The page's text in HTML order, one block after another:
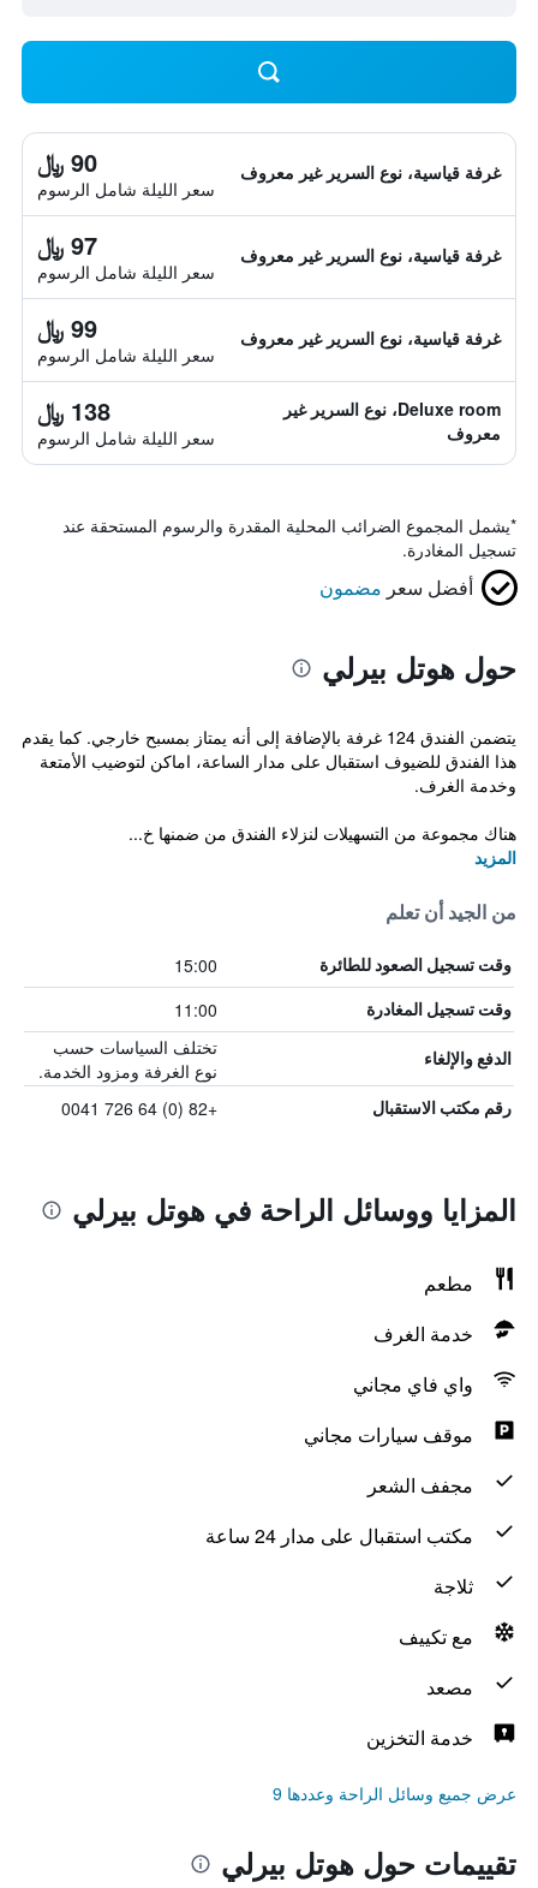
غرفة قياسية، نوع السرير غير معروف 90 ﷼
سعر الليلة شامل الرسوم
غرفة قياسية، نوع السرير غير معروف 97 ﷼
سعر الليلة شامل الرسوم
غرفة قياسية، نوع السرير غير معروف 99 ﷼
سعر الليلة شامل الرسوم
Deluxe room، نوع السرير غير
معروف
138 ﷼
سعر الليلة شامل الرسوم
*يشمل المجموع الضرائب المحلية المقدرة والرسوم المستحقة عند
تسجيل المغادرة.
أفضل سعر مضمون
حول هوتل بيرلي
يتضمن الفندق 124 غرفة بالإضافة إلى أنه يمتاز بمسبح خارجي. كما يقدم
هذا الفندق للضيوف استقبال على مدار الساعة، اماكن لتوضيب الأمتعة
وخدمة الغرف.
هناك مجموعة من التسهيلات لنزلاء الفندق من ضمنها خ...
المزيد
من الجيد أن تعلم
وقت تسجيل الصعود للطائرة 15:00
وقت تسجيل المغادرة 11:00
الدفع والإلغاء
تختلف السياسات حسب
نوع الغرفة ومزود الخدمة.
رقم مكتب الاستقبال +82 (0) 64 726 0041
المزايا ووسائل الراحة في هوتل بيرلي
مطعم
خدمة الغرف
واي فاي مجاني
موقف سيارات مجاني
مجفف الشعر
مكتب استقبال على مدار 24 ساعة
ثلاجة
مع تكييف
مصعد
خدمة التخزين
عرض جميع وسائل الراحة وعددها 9
تقييمات حول هوتل بيرلي